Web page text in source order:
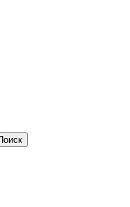
КРАЯ.